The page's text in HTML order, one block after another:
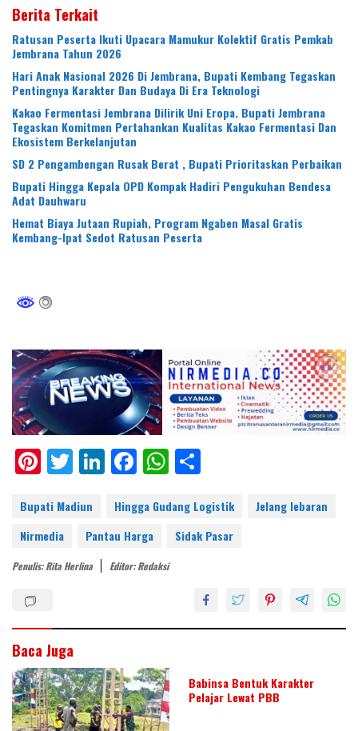
Berita Terkait
Ratusan Peserta Ikuti Upacara Mamukur Kolektif Gratis Pemkab
Jembrana Tahun 2026
Hari Anak Nasional 2026 Di Jembrana, Bupati Kembang Tegaskan
Pentingnya Karakter Dan Budaya Di Era Teknologi
Kakao Fermentasi Jembrana Dilirik Uni Eropa. Bupati Jembrana
Tegaskan Komitmen Pertahankan Kualitas Kakao Fermentasi Dan
Ekosistem Berkelanjutan
SD 2 Pengambengan Rusak Berat , Bupati Prioritaskan Perbaikan
Bupati Hingga Kepala OPD Kompak Hadiri Pengukuhan Bendesa
Adat Dauhwaru
Hemat Biaya Jutaan Rupiah, Program Ngaben Masal Gratis
Kembang-Ipat Sedot Ratusan Peserta
Pi
nt
er
e
st
T
w
itt
er
Li
n
k
e
dI
F
ac
e
b
o
W
h
at
s
A
ar
e
Bupati Madiun Hingga Gudang Logistik
Jelang lebaran
Nirmedia
Pantau Harga Sidak Pasar
Penulis: Rita Herlina Editor: Redaksi
Baca Juga
Babinsa Bentuk Karakter
Pelajar Lewat PBB